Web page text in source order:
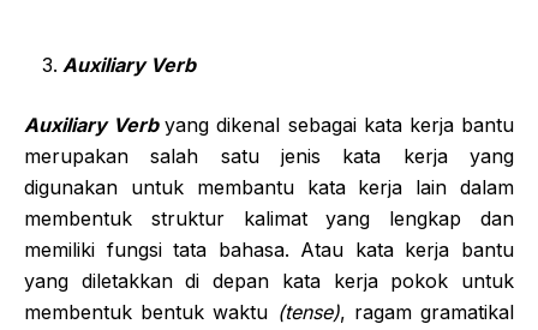
Auxiliary Verb
Auxiliary Verbyang dikenal sebagai kata kerja bantu
merupakan salah satu jenis kata kerja yang
digunakan untuk membantu kata kerja lain dalam
membentuk struktur kalimat yang lengkap dan
memiliki fungsi tata bahasa. Atau kata kerja bantu
yang diletakkan di depan kata kerja pokok untuk
membentuk bentuk waktu (tense), ragam gramatikal